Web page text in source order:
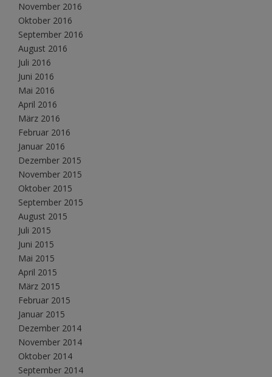
November 2016
Oktober 2016
September 2016
August 2016
Juli 2016
Juni 2016
Mai 2016
April 2016
März 2016
Februar 2016
Januar 2016
Dezember 2015
November 2015
Oktober 2015
September 2015
August 2015
Juli 2015
Juni 2015
Mai 2015
April 2015
März 2015
Februar 2015
Januar 2015
Dezember 2014
November 2014
Oktober 2014
September 2014